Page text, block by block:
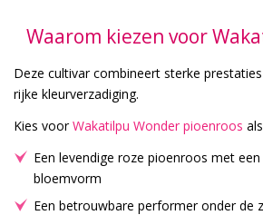
Waarom kiezen voor
Deze cultivar combineert sterke
rijke kleurverzadiging.
Kies voorWakatilpu Wonder pioenroos
Een levendige roze pioenroos met
bloemvorm
Een betrouwbare performer onder de